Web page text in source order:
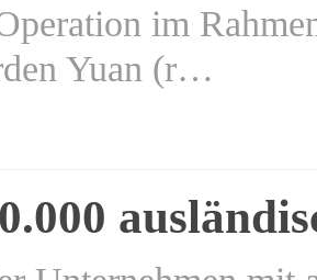
im
Yuan (r…